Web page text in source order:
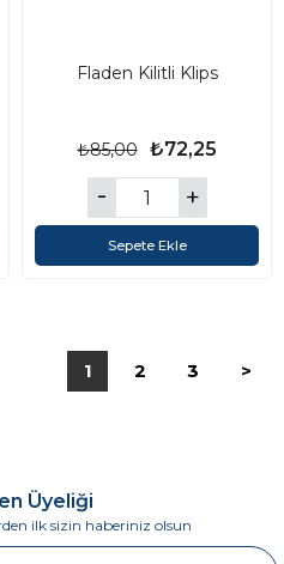
Fladen Kilitli Klips
₺72,25
₺85,00
Sepete Ekle
1 2 3 >
Üyeliği
ilk sizin haberiniz olsun